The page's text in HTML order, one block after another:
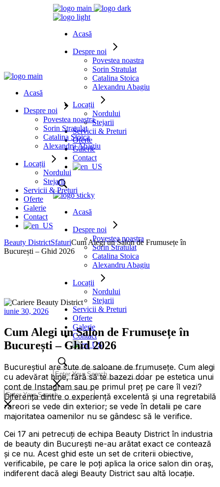
Acasă
Despre noi
Povestea noastra
Sorin Stratulat
Catalina Stoica
Alexandru Abagiu
Locații
Nordului
Stejarii
Servicii & Preturi
Oferte
Galerie
Contact
Acasă
Despre noi
Povestea noastra
Sorin Stratulat
Catalina Stoica
Alexandru Abagiu
Locații
Nordului
Stejarii
Servicii & Preturi
Oferte
Galerie
Contact
Acasă
Despre noi
Povestea noastra
Sorin Stratulat
Catalina Stoica
Alexandru Abagiu
Locații
Nordului
Stejarii
Servicii & Preturi
Oferte
Galerie
Contact
Beauty DistrictSfaturiCum Alegi un Salon de Frumusețe în
București – Ghid 2026
iunie 30, 2026
Cum Alegi un Salon de Frumusețe în
București – Ghid 2026
Bucureștiul are sute de saloane de frumusețe. Cum alegi
cu adevărat bine, fără să te bazezi doar pe estetica unui
cont de Instagram sau pe primul preț pe care îl vezi?
Diferența dintre o experiență excelentă și una regretabilă
rareori se vede din exterior; se vede în detalii pe care
majoritatea oamenilor nu se gândesc să le verifice.
Cei 17 ani petrecuți de echipa Beauty District în industria
de beauty din București ne-au arătat exact ce contează
și ce nu. Acest ghid este un set de criterii obiective,
verificabile, pe care le poți aplica la orice salon din oraș,
indiferent dacă alegi Beauty District sau altă locație.